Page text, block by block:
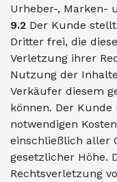
Urheber-, Marken-
9.2 Der Kunde
Dritter frei, die
Verletzung ihrer
Nutzung der
Verkäufer diesem
können. Der
notwendigen
einschließlich aller
gesetzlicher Höhe.
Rechtsverletzung